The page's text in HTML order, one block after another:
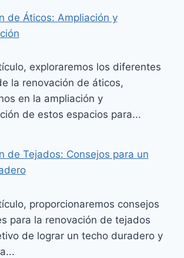
de Áticos: Ampliación y
exploraremos los diferentes
la renovación de áticos,
en la ampliación y
de estos espacios para...
de Tejados: Consejos para un
proporcionaremos consejos
para la renovación de tejados
de lograr un techo duradero y